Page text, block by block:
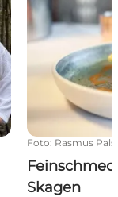
Foto: Rasmus
Skagen